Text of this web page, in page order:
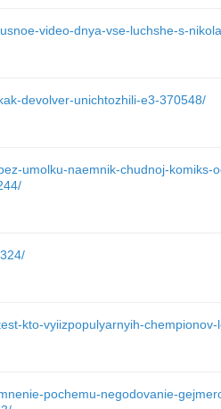
video-dnya-vse-luchshe-s-
devolver-unichtozhili-e3-370548/
umolku-naemnik-chudnoj-komiks-
kto-vyiizpopulyarnyih-
pochemu-negodovanie-